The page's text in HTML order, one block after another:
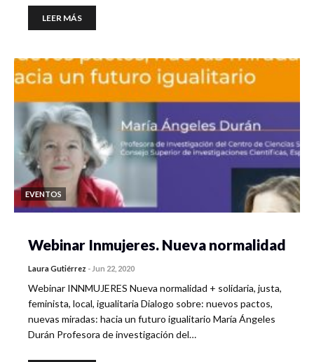
LEER MÁS
EVENTOS
Webinar Inmujeres. Nueva normalidad
Laura Gutiérrez - Jun 22, 2020
Webinar INNMUJERES Nueva normalidad + solidaria, justa,
feminista, local, igualitaria Dialogo sobre: nuevos pactos,
nuevas miradas: hacia un futuro igualitario María Ángeles
Durán Profesora de investigación del…